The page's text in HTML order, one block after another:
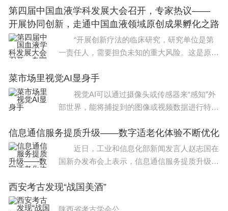
第四届中国血液学科发展大会召开，专家热议——
开展协同创新，走通中国血液领域原创成果孵化之路
“开展创新疗法的临床研究，研究单位是第
一责任人，需要担负未知的重大风险。这是原创
前，第四届中国血液学科发展大会召开，中国医
学科学院
菜市场里视觉AI显身手
视觉AI可以通过摄像头或传感器来“感知”外
部世界，能将捕捉到的图像或视频数据进行特征
物体和特征。一旦系统学会了如何识别图像中
信息通信服务提质升级——数字适老化体验不断优化
近日，工业和信息化部新闻发言人赵志国在
国新办发布会上表示，信息通信服务提质升级，
体验不断优化，2577家网站和APP完成适老化
西安考古发现“战国美酒”
陕西省考古学会公